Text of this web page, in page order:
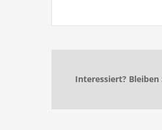
Interessiert? Bleiben